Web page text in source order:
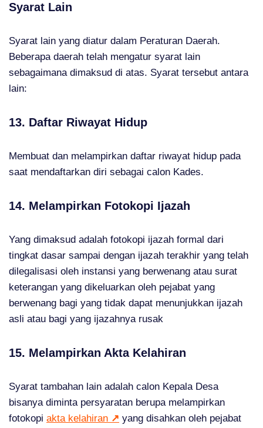
Syarat Lain
Syarat lain yang diatur dalam Peraturan Daerah.
Beberapa daerah telah mengatur syarat lain
sebagaimana dimaksud di atas. Syarat tersebut antara
lain:
13. Daftar Riwayat Hidup
Membuat dan melampirkan daftar riwayat hidup pada
saat mendaftarkan diri sebagai calon Kades.
14. Melampirkan Fotokopi Ijazah
Yang dimaksud adalah fotokopi ijazah formal dari
tingkat dasar sampai dengan ijazah terakhir yang telah
dilegalisasi oleh instansi yang berwenang atau surat
keterangan yang dikeluarkan oleh pejabat yang
berwenang bagi yang tidak dapat menunjukkan ijazah
asli atau bagi yang ijazahnya rusak
15. Melampirkan Akta Kelahiran
Syarat tambahan lain adalah calon Kepala Desa
bisanya diminta persyaratan berupa melampirkan
fotokopi akta kelahiran ↗ yang disahkan oleh pejabat